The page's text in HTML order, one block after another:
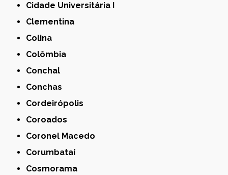
Cidade Universitária I
Clementina
Colina
Colômbia
Conchal
Conchas
Cordeirópolis
Coroados
Coronel Macedo
Corumbataí
Cosmorama